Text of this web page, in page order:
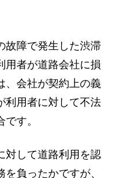
障で発生した渋滞
用者が道路会社に損
、会社が契約上の義
利用者に対して不法
す。
して道路利用を認
負ったかですが、